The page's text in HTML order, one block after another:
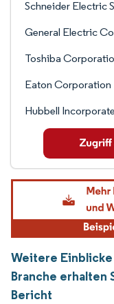
Schneider Electric
General Electric
Toshiba
Eaton Corporation
Hubbell
Weitere Einblicke
Branche erhalten
Bericht